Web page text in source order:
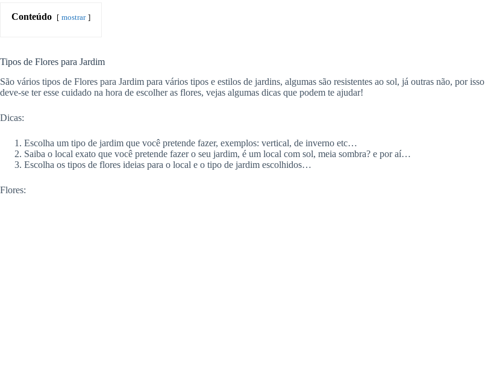
Conteúdo mostrar
Tipos de Flores para Jardim
São vários tipos de Flores para Jardim para vários tipos e estilos de jardins, algumas são resistentes ao sol, já outras não, por isso
deve-se ter esse cuidado na hora de escolher as flores, vejas algumas dicas que podem te ajudar!
Dicas:
Escolha um tipo de jardim que você pretende fazer, exemplos: vertical, de inverno etc…
Saiba o local exato que você pretende fazer o seu jardim, é um local com sol, meia sombra? e por aí…
Escolha os tipos de flores ideias para o local e o tipo de jardim escolhidos…
Flores: